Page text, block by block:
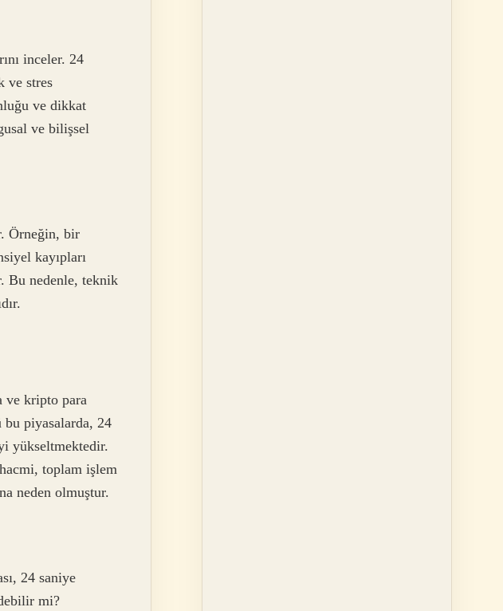
inceler. 24
ve stres
ve dikkat
ve bilişsel
Örneğin, bir
kayıpları
Bu nedenle, teknik
ve kripto para
piyasalarda, 24
yükseltmektedir.
toplam işlem
neden olmuştur.
24 saniye
mi?